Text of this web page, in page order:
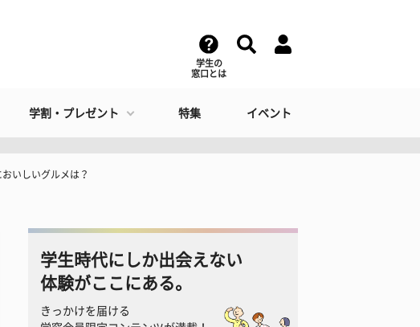
学生の
窓口とは
学割・プレゼント 特集 イベント
いしいグルメは？
学生時代にしか出会えない
体験がここにある。
きっかけを届ける